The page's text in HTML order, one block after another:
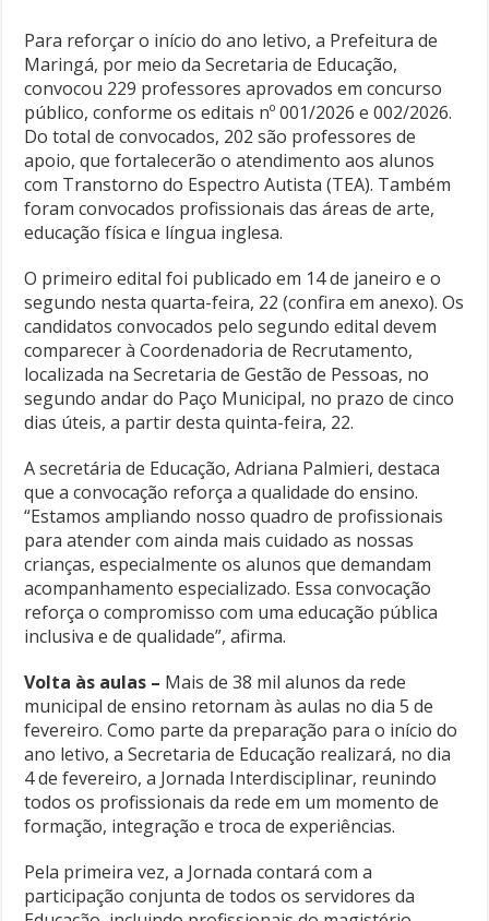
Para reforçar o início do ano letivo, a Prefeitura de
Maringá, por meio da Secretaria de Educação,
convocou 229 professores aprovados em concurso
público, conforme os editais nº 001/2026 e 002/2026.
Do total de convocados, 202 são professores de
apoio, que fortalecerão o atendimento aos alunos
com Transtorno do Espectro Autista (TEA). Também
foram convocados profissionais das áreas de arte,
educação física e língua inglesa.
O primeiro edital foi publicado em 14 de janeiro e o
segundo nesta quarta-feira, 22 (confira em anexo). Os
candidatos convocados pelo segundo edital devem
comparecer à Coordenadoria de Recrutamento,
localizada na Secretaria de Gestão de Pessoas, no
segundo andar do Paço Municipal, no prazo de cinco
dias úteis, a partir desta quinta-feira, 22.
A secretária de Educação, Adriana Palmieri, destaca
que a convocação reforça a qualidade do ensino.
“Estamos ampliando nosso quadro de profissionais
para atender com ainda mais cuidado as nossas
crianças, especialmente os alunos que demandam
acompanhamento especializado. Essa convocação
reforça o compromisso com uma educação pública
inclusiva e de qualidade”, afirma.
Volta às aulas – Mais de 38 mil alunos da rede
municipal de ensino retornam às aulas no dia 5 de
fevereiro. Como parte da preparação para o início do
ano letivo, a Secretaria de Educação realizará, no dia
4 de fevereiro, a Jornada Interdisciplinar, reunindo
todos os profissionais da rede em um momento de
formação, integração e troca de experiências.
Pela primeira vez, a Jornada contará com a
participação conjunta de todos os servidores da